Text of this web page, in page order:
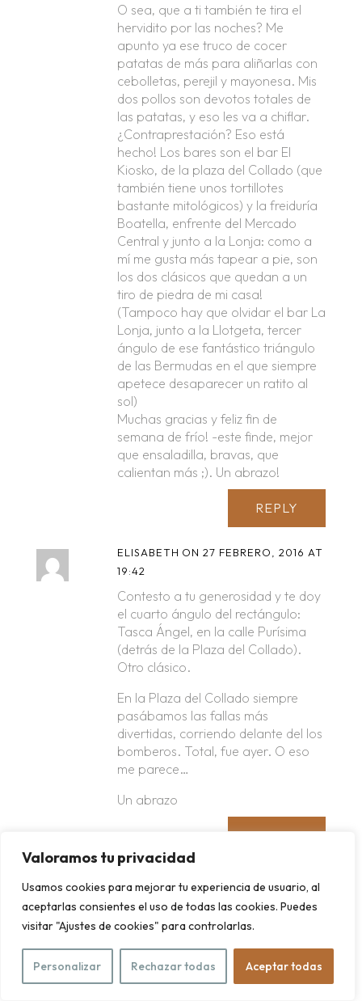
Valoramos tu privacidad
Usamos cookies para mejorar tu experiencia de usuario, al
aceptarlas consientes el uso de todas las cookies. Puedes
visitar "Ajustes de cookies" para controlarlas.
Personalizar Rechazar todas Aceptar todas
O sea, que a ti también te tira el
hervidito por las noches? Me
apunto ya ese truco de cocer
patatas de más para aliñarlas con
cebolletas, perejil y mayonesa. Mis
dos pollos son devotos totales de
las patatas, y eso les va a chiflar.
¿Contraprestación? Eso está
hecho! Los bares son el bar El
Kiosko, de la plaza del Collado (que
también tiene unos tortillotes
bastante mitológicos) y la freiduría
Boatella, enfrente del Mercado
Central y junto a la Lonja: como a
mí me gusta más tapear a pie, son
los dos clásicos que quedan a un
tiro de piedra de mi casa!
(Tampoco hay que olvidar el bar La
Lonja, junto a la Llotgeta, tercer
ángulo de ese fantástico triángulo
de las Bermudas en el que siempre
apetece desaparecer un ratito al
sol)
Muchas gracias y feliz fin de
semana de frío! -este finde, mejor
que ensaladilla, bravas, que
calientan más ;). Un abrazo!
REPLY
ELISABETH ON 27 FEBRERO, 2016 AT
19:42
Contesto a tu generosidad y te doy
el cuarto ángulo del rectángulo:
Tasca Ángel, en la calle Purísima
(detrás de la Plaza del Collado).
Otro clásico.
En la Plaza del Collado siempre
pasábamos las fallas más
divertidas, corriendo delante del los
bomberos. Total, fue ayer. O eso
me parece…
Un abrazo
REPLY
Ooh la Tasca Ángel… Hace años,
ahora es mi marido, nos gustaba ir
a acodarnos a esa barra, siempre